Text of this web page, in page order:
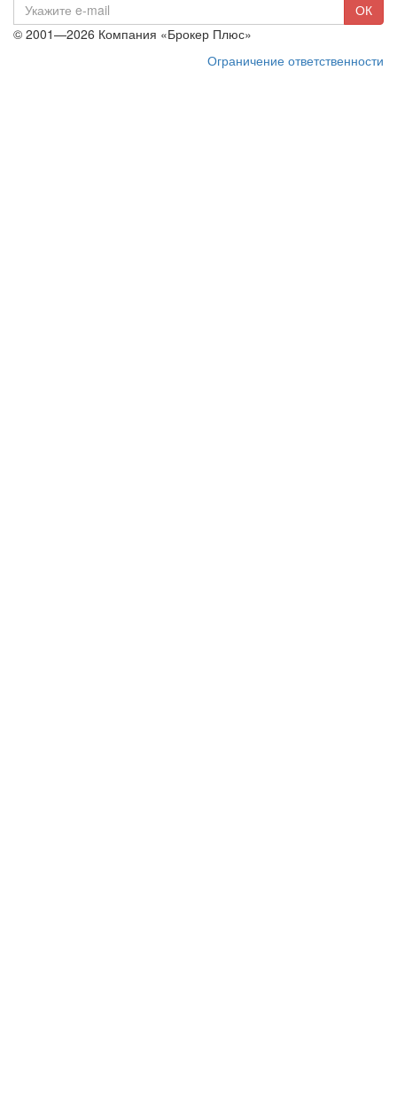
mail
ОК
© 2001—2026 Компания «Брокер Плюс»
Ограничение ответственности